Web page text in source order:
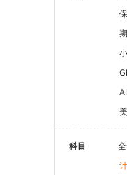
CFA+FRM
CQF(国
CGFT（
CAIA(特
科目